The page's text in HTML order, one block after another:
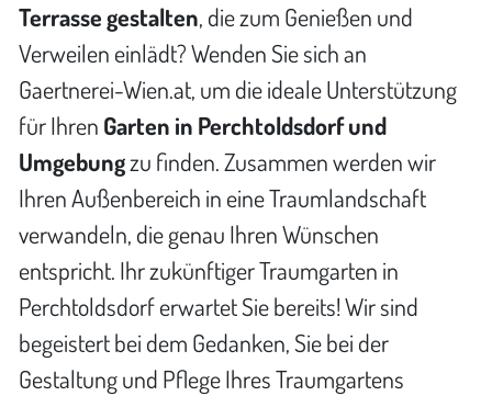
Terrasse gestalten, die zum Genießen und
Verweilen einlädt? Wenden Sie sich an
Gaertnerei-Wien.at, um die ideale Unterstützung
für Ihren Garten in Perchtoldsdorf und
Umgebungzu finden. Zusammen werden wir
Ihren Außenbereich in eine Traumlandschaft
verwandeln, die genau Ihren Wünschen
entspricht. Ihr zukünftiger Traumgarten in
Perchtoldsdorf erwartet Sie bereits! Wir sind
begeistert bei dem Gedanken, Sie bei der
Gestaltung und Pflege Ihres Traumgartens